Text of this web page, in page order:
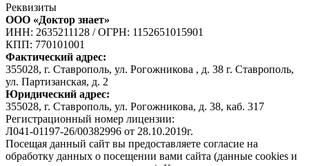
Реквизиты
ООО «Доктор знает»
ИНН: 2635211128 /ОГРН: 1152651015901
КПП: 770101001
Фактический адрес:
355028, г. Ставрополь, ул. Рогожникова , д. 38 г. Ставрополь,
ул. Партизанская, д. 2
Юридический адрес:
355028, г. Ставрополь, ул. Рогожникова, д. 38, каб. 317
Регистрационный номер лицензии:
Л041-01197-26/00382996 от 28.10.2019г.
Посещая данный сайт вы предоставляете согласие на
обработку данных о посещении вами сайта (данные cookies и